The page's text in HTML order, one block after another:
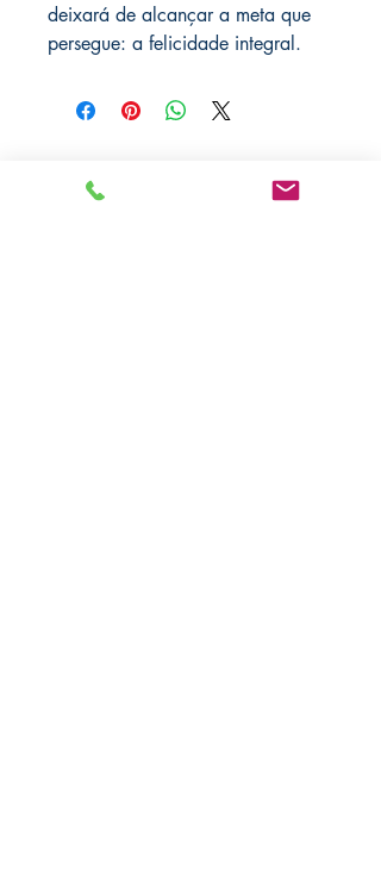
deixará de alcançar a meta que
persegue: a felicidade integral.